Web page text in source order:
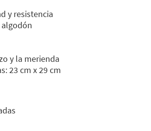
y resistencia
y la merienda
23 cm x 29 cm